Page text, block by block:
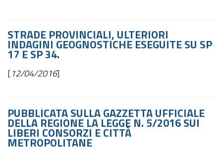
STRADE PROVINCIALI, ULTERIORI
INDAGINI GEOGNOSTICHE ESEGUITE SU SP
17 E SP 34.
[12/04/2016]
PUBBLICATA SULLA GAZZETTA UFFICIALE
DELLA REGIONE LA LEGGE N. 5/2016 SUI
LIBERI CONSORZI E CITTÀ
METROPOLITANE